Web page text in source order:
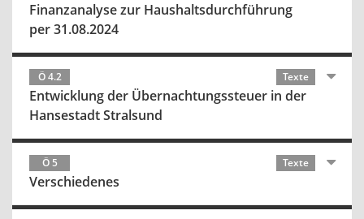
Finanzanalyse zur Haushaltsdurchführung
per 31.08.2024
Ö 4.2 Texte
Entwicklung der Übernachtungssteuer in der
Hansestadt Stralsund
Ö 5 Texte
Verschiedenes